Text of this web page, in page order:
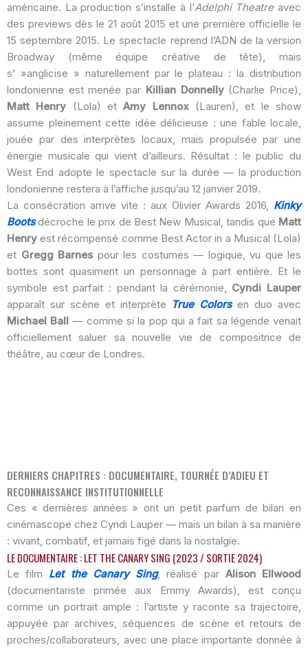
américaine. La production s’installe à l’Adelphi Theatreavec
des previews dès le 21 août 2015 et une première officielle le
15 septembre 2015. Le spectacle reprend l’ADN de la version
Broadway (même équipe créative de tête), mais
s’ »anglicise » naturellement par le plateau : la distribution
londonienne est menée par Killian Donnelly (Charlie Price),
Matt Henry (Lola) etAmy Lennox(Lauren), et le show
assume pleinement cette idée délicieuse : une fable locale,
jouée par des interprètes locaux, mais propulsée par une
énergie musicale qui vient d’ailleurs. Résultat : le public du
West End adopte le spectacle sur la durée — la production
londonienne restera à l’affiche jusqu’au 12 janvier 2019.
La consécration arrive vite : aux Olivier Awards 2016, Kinky
Bootsdécroche le prix de Best New Musical, tandis que Matt
Henry est récompensé comme Best Actor in a Musical (Lola)
et Gregg Barnespour les costumes — logique, vu que les
bottes sont quasiment un personnage à part entière. Et le
symbole est parfait : pendant la cérémonie, Cyndi Lauper
apparaît sur scène et interprète True Colorsen duo avec
Michael Ball — comme si la pop qui a fait sa légende venait
officiellement saluer sa nouvelle vie de compositrice de
théâtre, au cœur de Londres.
DERNIERS CHAPITRES : DOCUMENTAIRE, TOURNÉE D’ADIEU ET
RECONNAISSANCE INSTITUTIONNELLE
Ces « dernières années » ont un petit parfum de bilan en
cinémascope chez Cyndi Lauper — mais un bilan à sa manière
: vivant, combatif, et jamais figé dans la nostalgie.
LE DOCUMENTAIRE : LET THE CANARY SING (2023 / SORTIE 2024)
Le film Let the Canary Sing, réalisé par Alison Ellwood
(documentariste primée aux Emmy Awards), est conçu
comme un portrait ample : l’artiste y raconte sa trajectoire,
appuyée par archives, séquences de scène et retours de
proches/collaborateurs, avec une place importante donnée à